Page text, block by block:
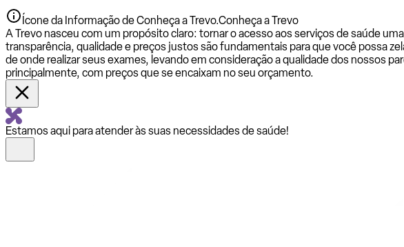
Ícone da Informação de Conheça a Trevo.Conheça a Trevo
A Trevo nasceu com um propósito claro: tornar o acesso aos serviços de saúde
transparência, qualidade e preços justos são fundamentais para que você possa
de onde realizar seus exames, levando em consideração a qualidade dos nossos
principalmente, com preços que se encaixam no seu orçamento.
Estamos aqui para atender às suas necessidades de saúde!